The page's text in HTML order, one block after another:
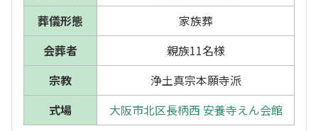
葬儀形態
家族葬
会葬者
親族11名様
宗教
浄土真宗本願寺派
式場
大阪市北区長柄西 安養寺えん会館